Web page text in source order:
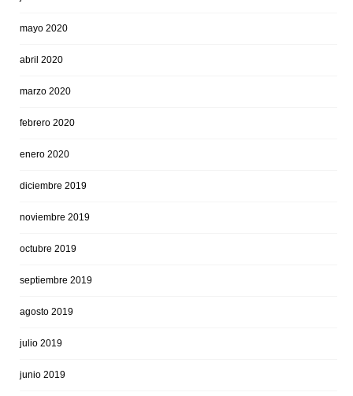
mayo 2020
abril 2020
marzo 2020
febrero 2020
enero 2020
diciembre 2019
noviembre 2019
octubre 2019
septiembre 2019
agosto 2019
julio 2019
junio 2019